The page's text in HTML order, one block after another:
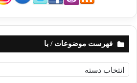
فهرست موضوعات / با
ه